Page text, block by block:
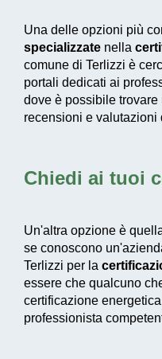
Una delle opzioni più
specializzate nella
comune di Terlizzi è
portali dedicati ai
dove è possibile
recensioni e valutazioni
Chiedi ai tuoi
Un'altra opzione è
se conoscono
Terlizzi per la
essere che qualcuno
certificazione
professionista